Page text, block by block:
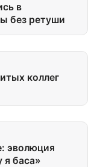
в
без ретуши
коллег
эволюция
я баса»